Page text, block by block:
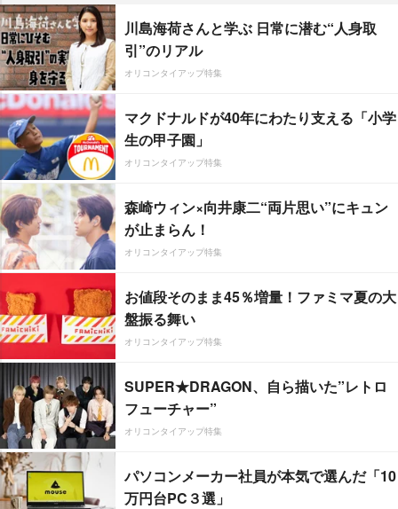
川島海荷さんと学ぶ 日常に潜む“人身取
引”のリアル
オリコンタイアップ特集
マクドナルドが40年にわたり支える「小学
生の甲子園」
オリコンタイアップ特集
森崎ウィン×向井康二“両片思い”にキュン
が止まらん！
オリコンタイアップ特集
お値段そのまま45％増量！ファミマ夏の大
盤振る舞い
オリコンタイアップ特集
SUPER★DRAGON、自ら描いた”レトロ
フューチャー”
オリコンタイアップ特集
パソコンメーカー社員が本気で選んだ「10
万円台PC３選」